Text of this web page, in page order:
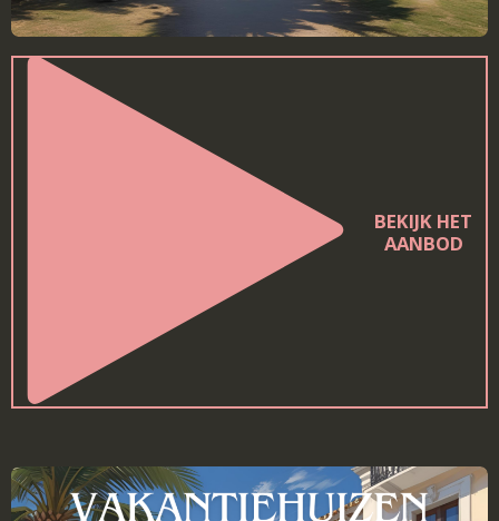
BEKIJK HET
AANBOD